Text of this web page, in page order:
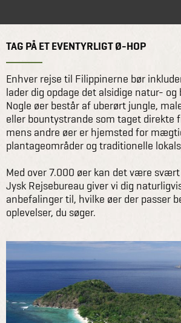
TAG PÅ ET EVENTYRLIGT Ø-HOP
Enhver rejse til Filippinerne bør
lader dig opdage det alsidige natur- og
Nogle øer består af uberørt jungle,
eller bountystrande som taget direkte
mens andre øer er hjemsted for
plantageområder og traditionelle
Med over 7.000 øer kan det være
Jysk Rejsebureau giver vi dig
anbefalinger til, hvilke øer der passer
oplevelser, du søger.